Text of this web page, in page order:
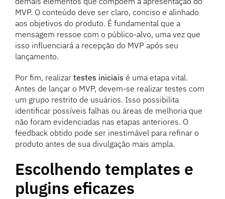
MVP. O conteúdo deve ser claro, conciso e alinhado
aos objetivos do produto. É fundamental que a
mensagem ressoe com o público-alvo, uma vez que
isso influenciará a recepção do MVP após seu
lançamento.
Por fim, realizar testes iniciais é uma etapa vital.
Antes de lançar o MVP, devem-se realizar testes com
um grupo restrito de usuários. Isso possibilita
identificar possíveis falhas ou áreas de melhoria que
não foram evidenciadas nas etapas anteriores. O
feedback obtido pode ser inestimável para refinar o
produto antes de sua divulgação mais ampla.
Escolhendo templates e
plugins eficazes